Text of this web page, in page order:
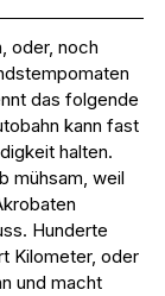
oder, noch
das folgende
kann fast
halten.
mühsam, weil
Hunderte
Kilometer, oder
und macht